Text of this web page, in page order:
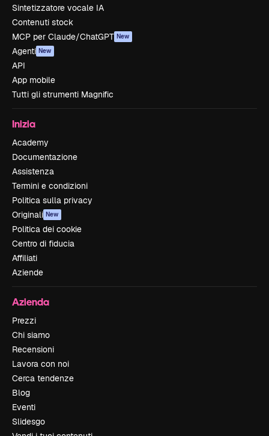
Sintetizzatore vocale IA
Contenuti stock
MCP per Claude/ChatGPT New
Agenti New
API
App mobile
Tutti gli strumenti Magnific
Inizia
Academy
Documentazione
Assistenza
Termini e condizioni
Politica sulla privacy
Originali New
Politica dei cookie
Centro di fiducia
Affiliati
Aziende
Azienda
Prezzi
Chi siamo
Recensioni
Lavora con noi
Cerca tendenze
Blog
Eventi
Slidesgo